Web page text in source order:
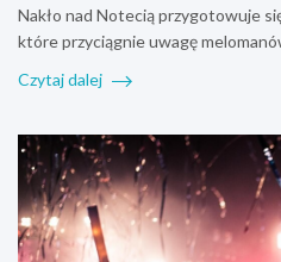
Nakło nad Notecią przygotowuje
które przyciągnie uwagę
Czytaj dalej